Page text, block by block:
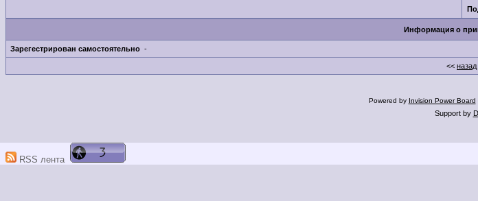
Информация о
Зарегестрирован самостоятельно -
<< назад
Powered by Invision Power Board
Support by
RSS лента